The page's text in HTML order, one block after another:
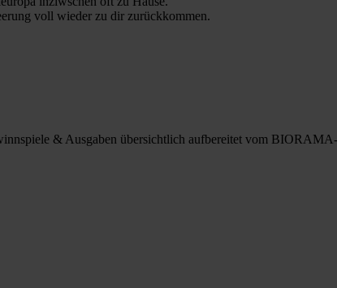
voll wieder zu dir zurückkommen.
& Ausgaben übersichtlich aufbereitet vom